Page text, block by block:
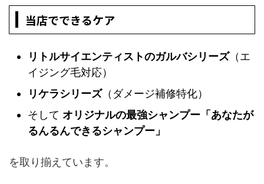
当店でできるケア
リトルサイエンティストのガルバシリーズ（エ
イジング毛対応）
リケラシリーズ（ダメージ補修特化）
そして オリジナルの最強シャンプー「あなたが
るんるんできるシャンプー」
を取り揃えています。